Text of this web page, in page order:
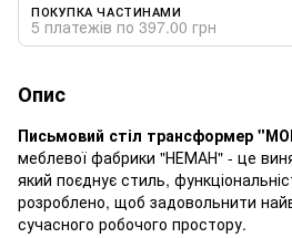
ПОКУПКА ЧАСТИНАМИ
5 платежів по 397.00 грн
Опис
Письмовий стіл трансформер
меблевої фабрики "НЕМАН" - це
який поєднує стиль,
розроблено, щоб задовольнити
сучасного робочого простору.